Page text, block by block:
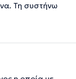
Τη συστήνω